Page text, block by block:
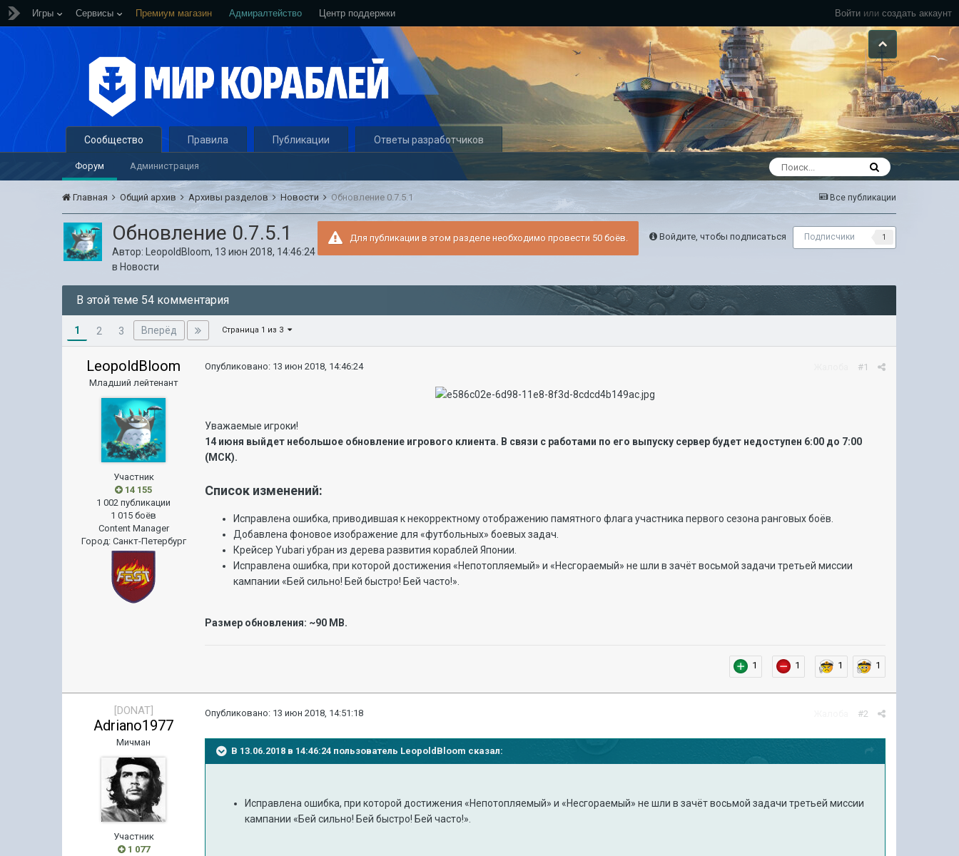
Войти или создать аккаунт
Игры Сервисы Премиум магазин Адмиралтейство Центр поддержки
Сообщество
Форум Администрация
Правила Публикации Ответы разработчиков
Все публикации
Главная Общий архив Архивы разделов Новости Обновление 0.7.5.1
Войдите, чтобы подписаться Подписчики 1
Для публикации в этом разделе необходимо провести 50 боёв.
Обновление 0.7.5.1
Автор: LeopoldBloom, 13 июн 2018, 14:46:24
в Новости
В этой теме 54 комментария
1 2 3 Вперёд Страница 1 из 3
LeopoldBloom
Младший лейтенант
Участник
14 155
1 002 публикации
1 015 боёв
Content Manager
Город: Санкт-Петербург
#1
Опубликовано: 13 июн 2018, 14:46:24
Уважаемые игроки!
14 июня выйдет небольшое обновление игрового клиента. В связи с работами по его выпуску сервер будет недоступен 6:00 до 7:00
(МСК).
Список изменений:
Исправлена ошибка, приводившая к некорректному отображению памятного флага участника первого сезона ранговых боёв.
Добавлена фоновое изображение для «футбольных» боевых задач.
Крейсер Yubari убран из дерева развития кораблей Японии.
Исправлена ошибка, при которой достижения «Непотопляемый» и «Несгораемый» не шли в зачёт восьмой задачи третьей миссии
кампании «Бей сильно! Бей быстро! Бей часто!».
Размер обновления: ~90 MB.
1 1 1 1
[DONAT]
Adriano1977
Мичман
Участник
1 077
#2
Опубликовано: 13 июн 2018, 14:51:18
В 13.06.2018 в 14:46:24 пользователь LeopoldBloom сказал:
Исправлена ошибка, при которой достижения «Непотопляемый» и «Несгораемый» не шли в зачёт восьмой задачи третьей миссии
кампании «Бей сильно! Бей быстро! Бей часто!».